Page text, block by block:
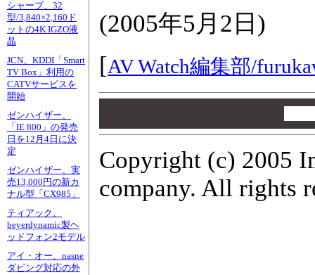
シャープ、32
型/3,840×2,160ド
ットの4K IGZO液
晶
JCN、KDDI「Smart
TV Box」利用の
CATVサービスを
開始
ゼンハイザー、
「IE 800」の発売
日を12月4日に決
定
ゼンハイザー、実
売13,000円の新カ
ナル型「CX985」
ティアック、
beyerdynamic製ヘ
ッドフォン2モデル
アイ・オー、nasne
ダビング対応の外
(2005年5月2日 )
[AV Watch編集部/
Copyright (c) 2005
company. All rights